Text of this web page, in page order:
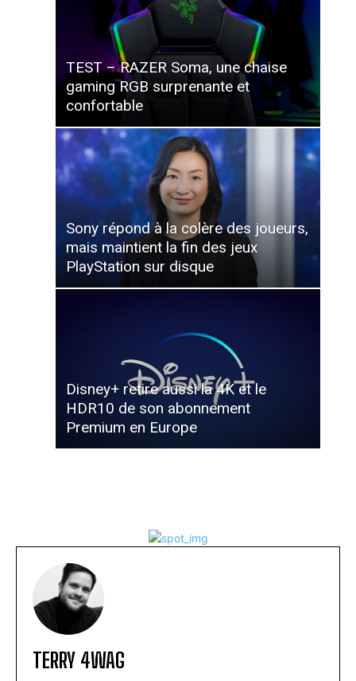
TEST – RAZER Soma, une chaise
gaming RGB surprenante et
confortable
Sony répond à la colère des joueurs,
mais maintient la fin des jeux
PlayStation sur disque
Disney+ retire aussi la 4K et le
HDR10 de son abonnement
Premium en Europe
TERRY 4WAG